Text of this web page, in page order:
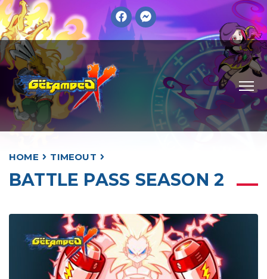
HOME TIMEOUT
BATTLE PASS SEASON 2